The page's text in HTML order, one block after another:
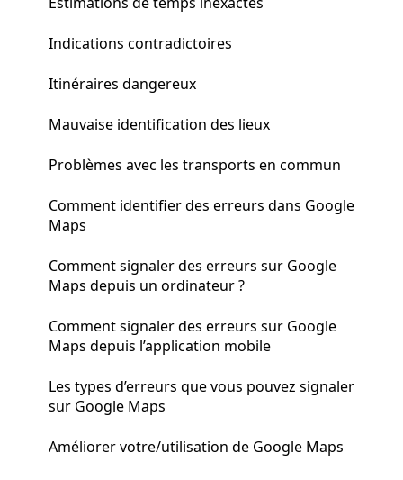
Indications contradictoires
Itinéraires dangereux
Mauvaise identification des lieux
Problèmes avec les transports en commun
Comment identifier des erreurs dans Google
Maps
Comment signaler des erreurs sur Google
Maps depuis un ordinateur ?
Comment signaler des erreurs sur Google
Maps depuis l’application mobile
Les types d’erreurs que vous pouvez signaler
sur Google Maps
Améliorer votre/utilisation de Google Maps